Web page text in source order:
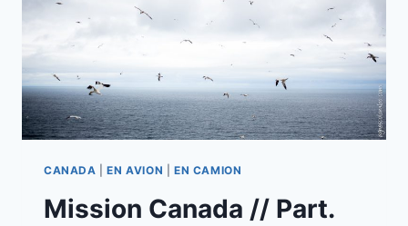
CANADA |EN AVION EN CAMION
Mission Canada // Part.